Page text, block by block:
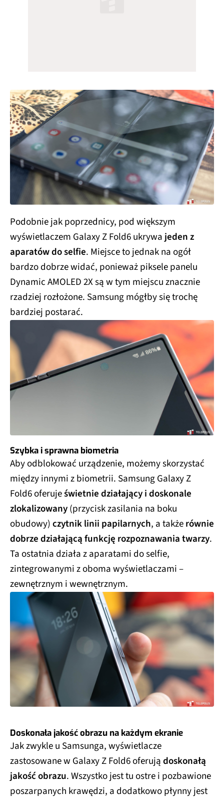
Podobnie jak poprzednicy, pod większym
wyświetlaczem Galaxy Z Fold6 ukrywa jeden z
aparatów do selfie. Miejsce to jednak na ogół
bardzo dobrze widać, ponieważ piksele panelu
Dynamic AMOLED 2X są w tym miejscu znacznie
rzadziej rozłożone. Samsung mógłby się trochę
bardziej postarać.
Szybka i sprawna biometria
Aby odblokować urządzenie, możemy skorzystać
między innymi z biometrii. Samsung Galaxy Z
Fold6 oferujeświetnie działający i doskonale
zlokalizowany(przycisk zasilania na boku
obudowy)czytnik linii papilarnych, a takżerównie
dobrze działającą funkcję rozpoznawania twarzy.
Ta ostatnia działa z aparatami do selfie,
zintegrowanymi z oboma wyświetlaczami –
zewnętrznym i wewnętrznym.
Doskonała jakość obrazu na każdym ekranie
Jak zwykle u Samsunga, wyświetlacze
zastosowane w Galaxy Z Fold6 oferujądoskonałą
jakość obrazu. Wszystko jest tu ostre i pozbawione
poszarpanych krawędzi, a dodatkowo płynny jest